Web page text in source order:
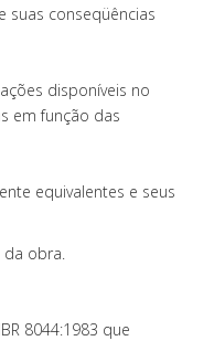
suas conseqüências
disponíveis no
em função das
equivalentes e seus
obra.
8044:1983 que